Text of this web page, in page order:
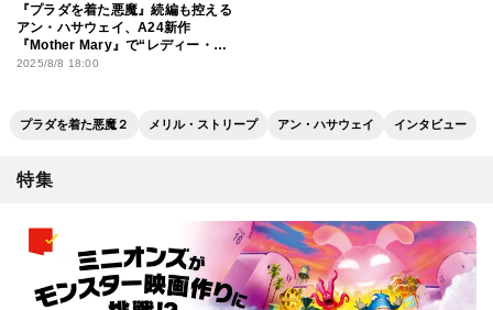
『プラダを着た悪魔』続編も控える
アン・ハサウェイ、A24新作
『Mother Mary』で“レディー・ガ
ガのようなポップスター”に!?
2025/8/8 18:00
プラダを着た悪魔２ メリル・ストリープ アン・ハサウェイ インタビュー
特集